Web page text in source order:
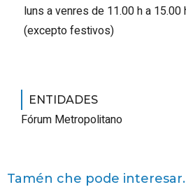
luns a venres de 11.00 h a
(excepto festivos)
ENTIDADES
Fórum Metropolitano
Tamén che pode